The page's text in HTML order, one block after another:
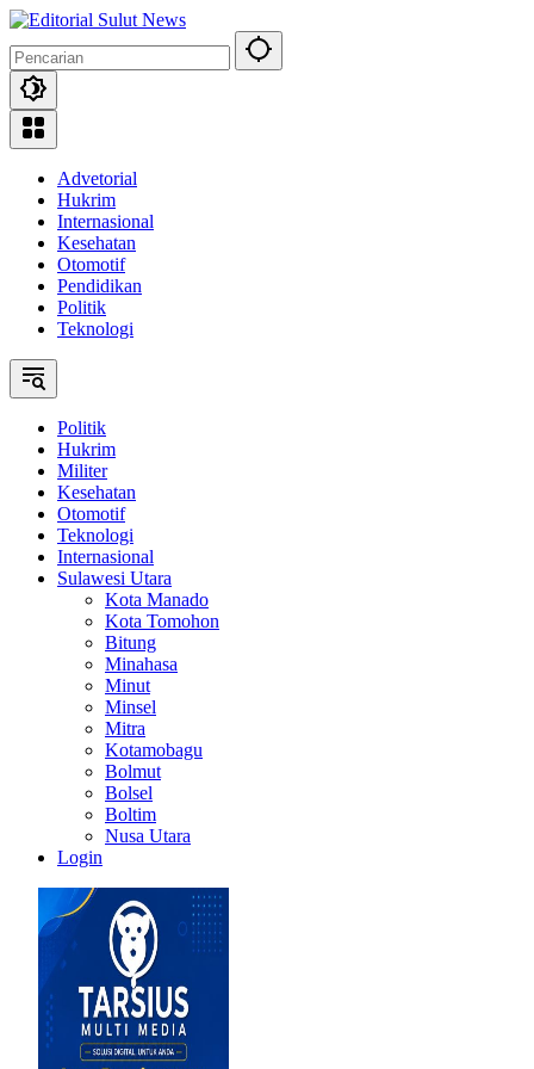
Langsung
konten
Advetorial
Hukrim
Internasional
Kesehatan
Otomotif
Pendidikan
Politik
Teknologi
Politik
Hukrim
Militer
Kesehatan
Otomotif
Teknologi
Internasional
Sulawesi Utara
Kota Manado
Kota Tomohon
Bitung
Minahasa
Minut
Minsel
Mitra
Kotamobagu
Bolmut
Bolsel
Boltim
Nusa Utara
Login